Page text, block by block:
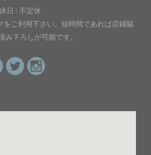
日 : 不定休
ご利用下さい。短時間であれば店鋪脇
み下ろしが可能です。